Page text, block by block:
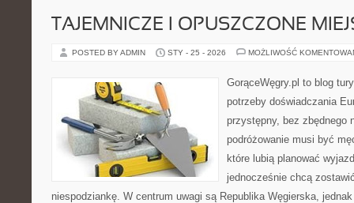
TAJEMNICZE I OPUSZCZONE
POSTED BY ADMIN STY - 25 - 2026 MOŻLIWOŚĆ
GorąceWęgry.pl to blog
potrzeby doświadczania
przystępny, bez zbędnego
podróżowanie musi być
które lubią planować
jednocześnie chcą
niespodziankę. W centrum uwagi są Republika Węgierska,